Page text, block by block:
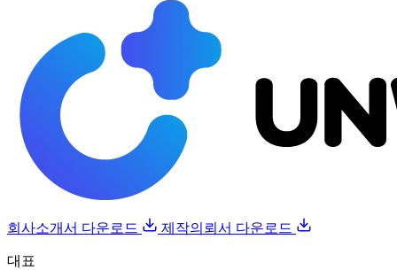
회사소개서 다운로드 제작의뢰서 다운로드
대표